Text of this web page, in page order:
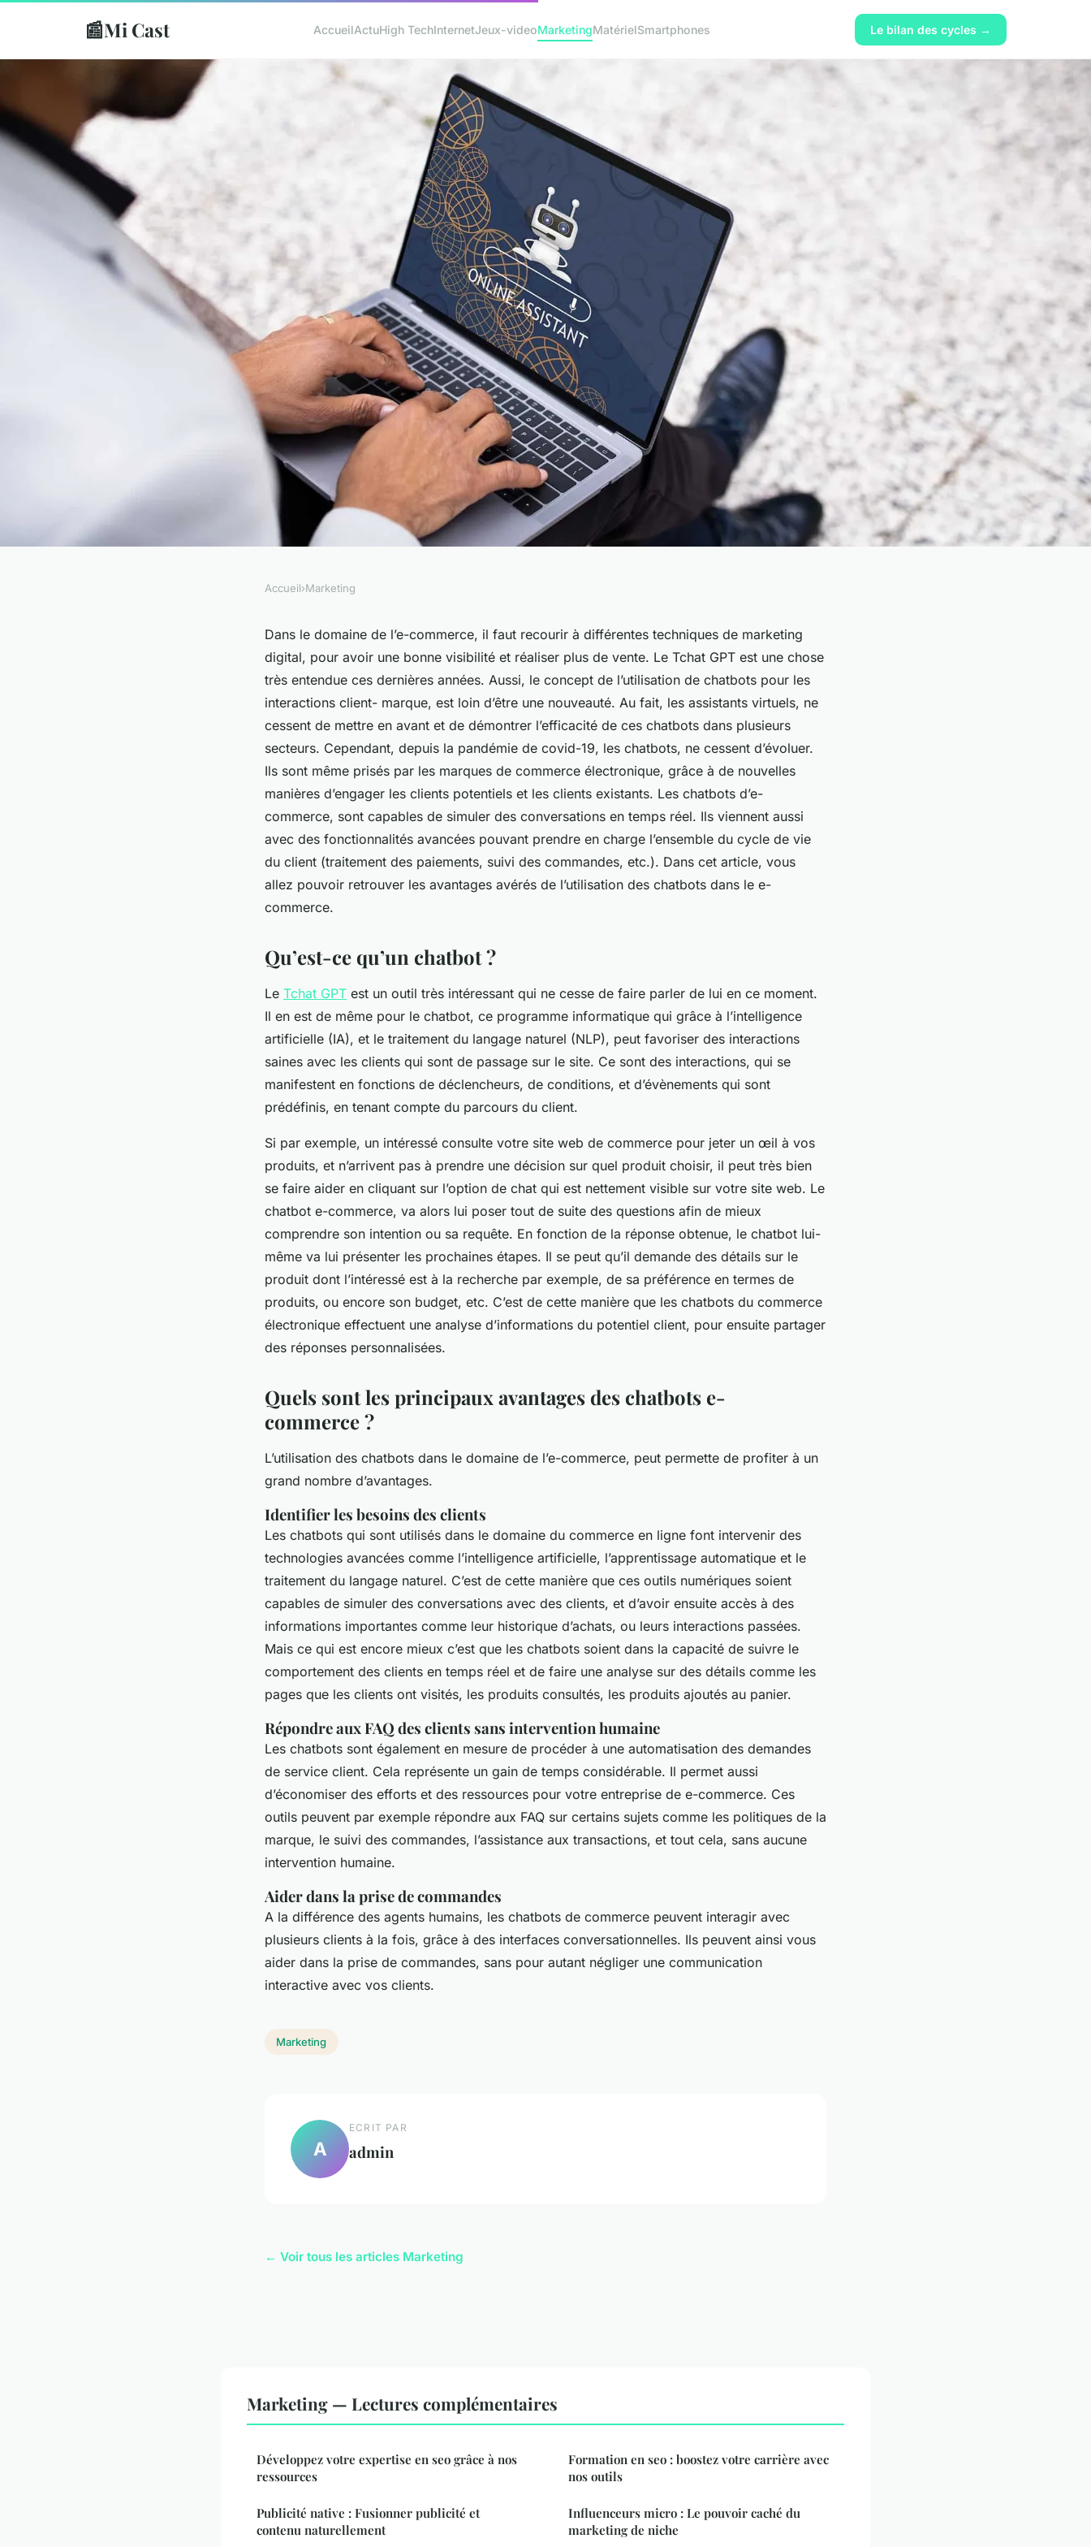
📰Mi Cast AccueilActuHigh TechInternetJeux-videoMarketingMatérielSmartphones Le bilan des cycles →
Venez découvrir les avantages de
l'utilisation d'un chatbot dans le
Accueil›Marketing
Dans le domaine de l’e-commerce, il faut recourir à différentes techniques de marketing
digital, pour avoir une bonne visibilité et réaliser plus de vente. Le Tchat GPT est une chose
très entendue ces dernières années. Aussi, le concept de l’utilisation de chatbots pour les
interactions client- marque, est loin d’être une nouveauté. Au fait, les assistants virtuels, ne
cessent de mettre en avant et de démontrer l’efficacité de ces chatbots dans plusieurs
secteurs. Cependant, depuis la pandémie de covid-19, les chatbots, ne cessent d’évoluer.
Ils sont même prisés par les marques de commerce électronique, grâce à de nouvelles
manières d’engager les clients potentiels et les clients existants. Les chatbots d’e-
commerce, sont capables de simuler des conversations en temps réel. Ils viennent aussi
avec des fonctionnalités avancées pouvant prendre en charge l’ensemble du cycle de vie
du client (traitement des paiements, suivi des commandes, etc.). Dans cet article, vous
allez pouvoir retrouver les avantages avérés de l’utilisation des chatbots dans le e-
commerce.
Qu’est-ce qu’un chatbot ?
Le Tchat GPT est un outil très intéressant qui ne cesse de faire parler de lui en ce moment.
Il en est de même pour le chatbot, ce programme informatique qui grâce à l’intelligence
artificielle (IA), et le traitement du langage naturel (NLP), peut favoriser des interactions
saines avec les clients qui sont de passage sur le site. Ce sont des interactions, qui se
manifestent en fonctions de déclencheurs, de conditions, et d’évènements qui sont
prédéfinis, en tenant compte du parcours du client.
Si par exemple, un intéressé consulte votre site web de commerce pour jeter un œil à vos
produits, et n’arrivent pas à prendre une décision sur quel produit choisir, il peut très bien
se faire aider en cliquant sur l’option de chat qui est nettement visible sur votre site web. Le
chatbot e-commerce, va alors lui poser tout de suite des questions afin de mieux
comprendre son intention ou sa requête. En fonction de la réponse obtenue, le chatbot lui-
même va lui présenter les prochaines étapes. Il se peut qu’il demande des détails sur le
produit dont l’intéressé est à la recherche par exemple, de sa préférence en termes de
produits, ou encore son budget, etc. C’est de cette manière que les chatbots du commerce
électronique effectuent une analyse d’informations du potentiel client, pour ensuite partager
des réponses personnalisées.
Quels sont les principaux avantages des chatbots e-
commerce ?
L’utilisation des chatbots dans le domaine de l’e-commerce, peut permette de profiter à un
grand nombre d’avantages.
Identifier les besoins des clients
Les chatbots qui sont utilisés dans le domaine du commerce en ligne font intervenir des
technologies avancées comme l’intelligence artificielle, l’apprentissage automatique et le
traitement du langage naturel. C’est de cette manière que ces outils numériques soient
capables de simuler des conversations avec des clients, et d’avoir ensuite accès à des
informations importantes comme leur historique d’achats, ou leurs interactions passées.
Mais ce qui est encore mieux c’est que les chatbots soient dans la capacité de suivre le
comportement des clients en temps réel et de faire une analyse sur des détails comme les
pages que les clients ont visités, les produits consultés, les produits ajoutés au panier.
Répondre aux FAQ des clients sans intervention humaine
Les chatbots sont également en mesure de procéder à une automatisation des demandes
de service client. Cela représente un gain de temps considérable. Il permet aussi
d’économiser des efforts et des ressources pour votre entreprise de e-commerce. Ces
outils peuvent par exemple répondre aux FAQ sur certains sujets comme les politiques de la
marque, le suivi des commandes, l’assistance aux transactions, et tout cela, sans aucune
intervention humaine.
Aider dans la prise de commandes
A la différence des agents humains, les chatbots de commerce peuvent interagir avec
plusieurs clients à la fois, grâce à des interfaces conversationnelles. Ils peuvent ainsi vous
aider dans la prise de commandes, sans pour autant négliger une communication
interactive avec vos clients.
Marketing
A
ECRIT PAR
admin
← Voir tous les articles Marketing
Marketing — Lectures complémentaires
Développez votre expertise en seo grâce à nos
ressources
Publicité native : Fusionner publicité et
contenu naturellement
Formation en seo : boostez votre carrière avec
nos outils
Influenceurs micro : Le pouvoir caché du
marketing de niche